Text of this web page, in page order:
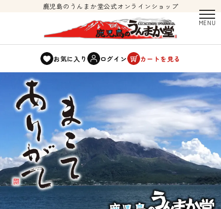
鹿児島のうんまか堂公式オンラインショップ
お気に入り ログイン カートを見る